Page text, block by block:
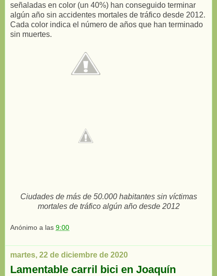
señaladas en color (un 40%) han conseguido terminar
algún año sin accidentes mortales de tráfico desde 2012.
Cada color indica el número de años que han terminado
sin muertes.
Ciudades de más de 50.000 habitantes sin víctimas
mortales de tráfico algún año desde 2012
Anónimo a las 9:00
martes, 22 de diciembre de 2020
Lamentable carril bici en Joaquín